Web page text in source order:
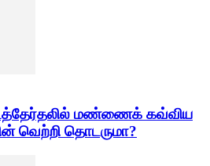
மண்ணைக் கவ்விய
வெற்றி தொடருமா?